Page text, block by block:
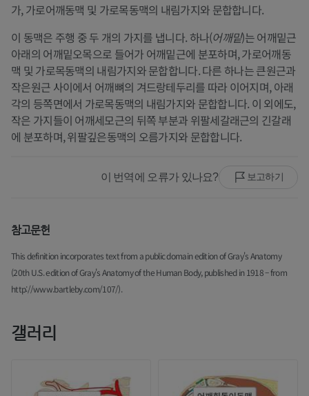
가, 가로어깨동맥 및 가로목동맥의 내림가지와 문합합니다.
이 동맥은 주행 중 두 개의 가지를 냅니다. 하나(어깨밑)는 어깨밑근
아래의 어깨밑오목으로 들어가 어깨밑근에 분포하며, 가로어깨동
맥 및 가로목동맥의 내림가지와 문합합니다. 다른 하나는 큰원근과
작은원근 사이에서 어깨뼈의 겨드랑테두리를 따라 이어지며, 아래
각의 등쪽면에서 가로목동맥의 내림가지와 문합합니다. 이 외에도,
작은 가지들이 어깨세모근의 뒤쪽 부분과 위팔세갈래근의 긴갈래
에 분포하며, 위팔깊은동맥의 오름가지와 문합합니다.
이 번역에 오류가 있나요? 보고하기
참고문헌
This definition incorporates text from a public domain edition of Gray's Anatomy
(20th U.S. edition of Gray's Anatomy of the Human Body, published in 1918 – from
http://www.bartleby.com/107/).
갤러리